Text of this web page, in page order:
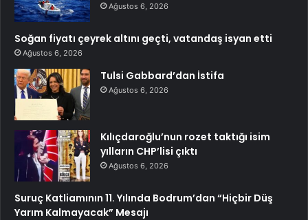
Ağustos 6, 2026
Soğan fiyatı çeyrek altını geçti, vatandaş isyan etti
Ağustos 6, 2026
Tulsi Gabbard’dan İstifa
Ağustos 6, 2026
Kılıçdaroğlu’nun rozet taktığı isim
yılların CHP’lisi çıktı
Ağustos 6, 2026
Suruç Katliamının 11. Yılında Bodrum’dan “Hiçbir Düş
Yarım Kalmayacak” Mesajı